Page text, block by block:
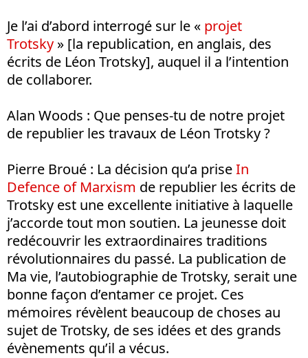
Je l’ai d’abord interrogé sur le « projet
Trotsky » [la republication, en anglais, des
écrits de Léon Trotsky], auquel il a l’intention
de collaborer.
Alan Woods : Que penses-tu de notre projet
de republier les travaux de Léon Trotsky ?
Pierre Broué : La décision qu’a priseIn
Defence of Marxism de republier les écrits de
Trotsky est une excellente initiative à laquelle
j’accorde tout mon soutien. La jeunesse doit
redécouvrir les extraordinaires traditions
révolutionnaires du passé. La publication de
Ma vie, l’autobiographie de Trotsky, serait une
bonne façon d’entamer ce projet. Ces
mémoires révèlent beaucoup de choses au
sujet de Trotsky, de ses idées et des grands
évènements qu’il a vécus.